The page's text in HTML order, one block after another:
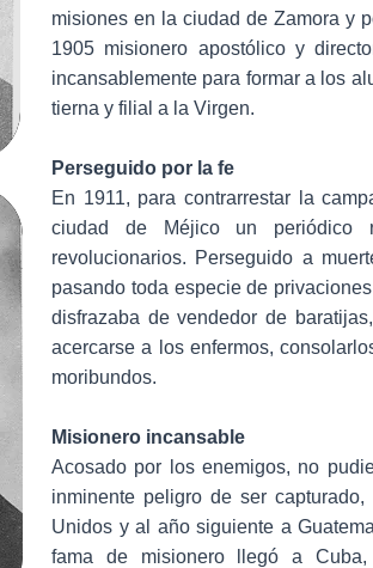
misiones en la ciudad de Zamora y
1905 misionero apostólico y
incansablemente para formar a los
tierna y filial a la Virgen.
Perseguido por la fe
En 1911, para contrarrestar la
ciudad de Méjico un periódico
revolucionarios. Perseguido a
pasando toda especie de
disfrazaba de vendedor de
acercarse a los enfermos,
moribundos.
Misionero incansable
Acosado por los enemigos, no
inminente peligro de ser
Unidos y al año siguiente a
fama de misionero llegó a